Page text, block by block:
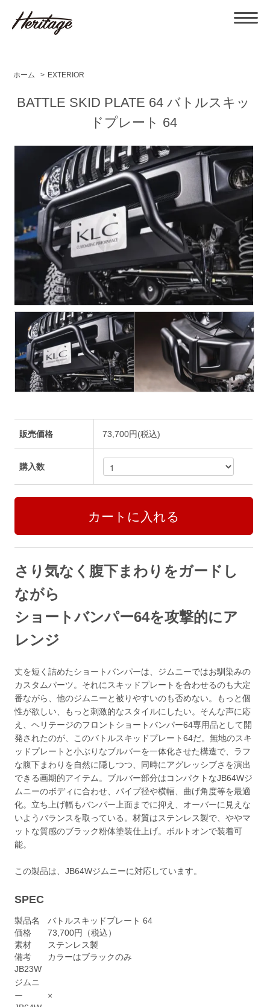
ホーム > EXTERIOR
BATTLE SKID PLATE 64 バトルスキッ
ドプレート 64
販売価格 73,700円(税込)
購入数
さり気なく腹下まわりをガードし
ながら
ショートバンパー64を攻撃的にア
レンジ
丈を短く詰めたショートバンパーは、ジムニーではお馴染みの
カスタムパーツ。それにスキッドプレートを合わせるのも大定
番ながら、他のジムニーと被りやすいのも否めない。もっと個
性が欲しい、もっと刺激的なスタイルにしたい。そんな声に応
え、ヘリテージのフロントショートバンパー64専用品として開
発されたのが、このバトルスキッドプレート64だ。無地のスキ
ッドプレートと小ぶりなブルバーを一体化させた構造で、ラフ
な腹下まわりを自然に隠しつつ、同時にアグレッシブさを演出
できる画期的アイテム。ブルバー部分はコンパクトなJB64Wジ
ムニーのボディに合わせ、パイプ径や横幅、曲げ角度等を最適
化。立ち上げ幅もバンパー上面までに抑え、オーバーに見えな
いようバランスを取っている。材質はステンレス製で、ややマ
ットな質感のブラック粉体塗装仕上げ。ボルトオンで装着可
能。
この製品は、JB64Wジムニーに対応しています。
SPEC
製品名
バトルスキッドプレート 64
価格
73,700円（税込）
素材
ステンレス製
備考
カラーはブラックのみ
JB23W
ジムニ
ー
×